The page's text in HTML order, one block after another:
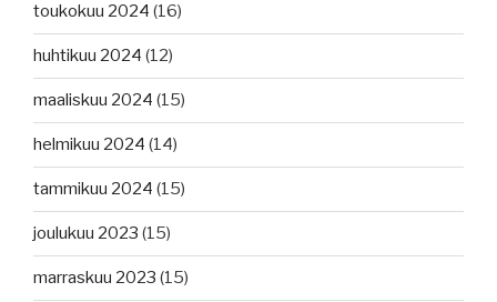
toukokuu 2024 (16)
huhtikuu 2024 (12)
maaliskuu 2024 (15)
helmikuu 2024 (14)
tammikuu 2024 (15)
joulukuu 2023 (15)
marraskuu 2023 (15)